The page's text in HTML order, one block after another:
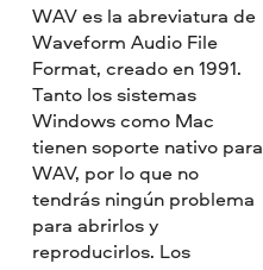
WAV es la abreviatura de
Waveform Audio File
Format, creado en 1991.
Tanto los sistemas
Windows como Mac
tienen soporte nativo para
WAV, por lo que no
tendrás ningún problema
para abrirlos y
reproducirlos. Los